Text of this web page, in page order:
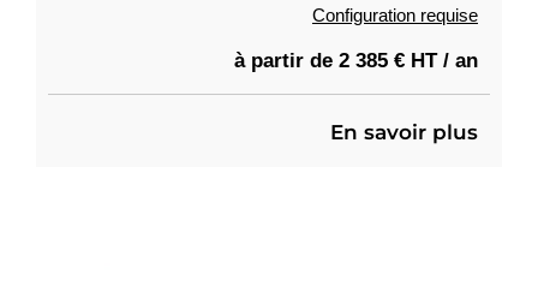
Configuration requise
à partir de 2 385 € HT / an
En savoir plus